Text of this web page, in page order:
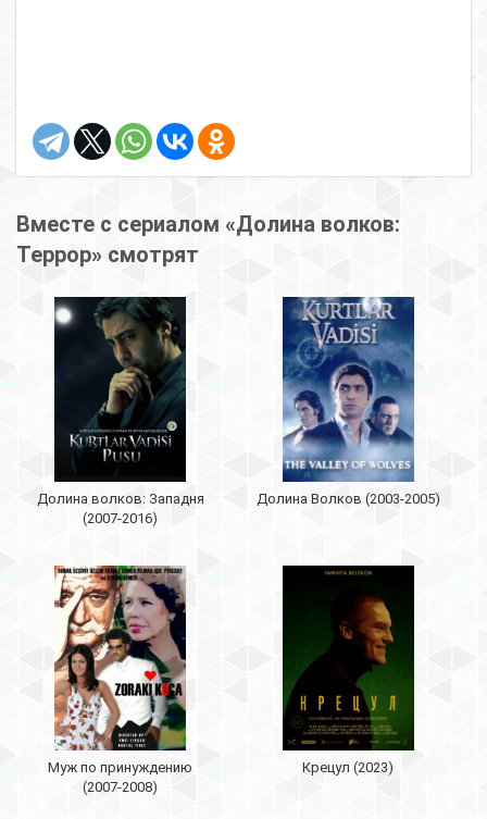
Вместе с сериалом «Долина волков:
Террор» смотрят
Долина волков: Западня
(2007-2016)
Долина Волков (2003-2005)
Муж по принуждению
(2007-2008)
Крецул (2023)